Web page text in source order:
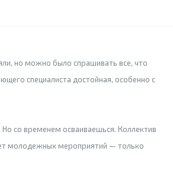
но можно было спрашивать все, что
специалиста достойная, особенно с
со временем осваиваешься. Коллектив
молодежных мероприятий — только